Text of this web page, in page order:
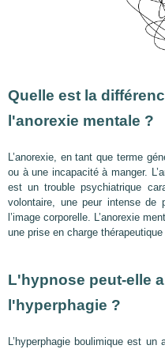
Quelle est la
l'anorexie mentale ?
L’anorexie, en tant que terme
ou à une incapacité à manger.
est un trouble psychiatrique
volontaire, une peur intense de
l’image corporelle. L’anorexie
une prise en charge
L'hypnose peut-elle
l'hyperphagie ?
L’hyperphagie boulimique est